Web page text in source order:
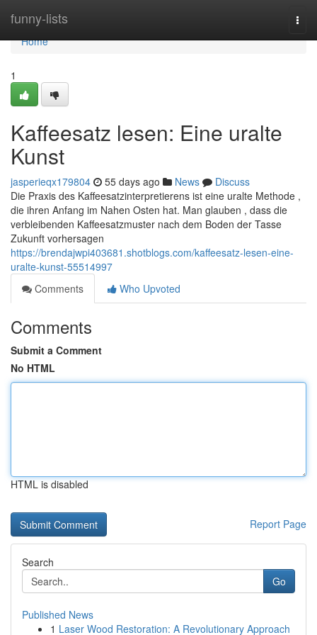
funny-lists
Home
Home
1
Kaffeesatz lesen: Eine uralte
Kunst
jasperieqx179804 55 days ago News
Discuss
Die Praxis des Kaffeesatzinterpretierens ist eine uralte Methode ,
die ihren Anfang im Nahen Osten hat. Man glauben , dass die
verbleibenden Kaffeesatzmuster nach dem Boden der Tasse
Zukunft vorhersagen
https://brendajwpi403681.shotblogs.com/kaffeesatz-lesen-eine-
uralte-kunst-55514997
Comments
Who Upvoted
Comments
Submit a Comment
No HTML
HTML is disabled
Report Page
Search
Go
Published News
1 Laser Wood Restoration: A Revolutionary Approach